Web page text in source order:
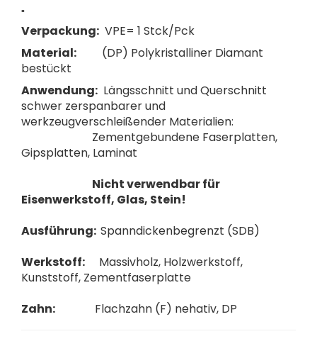
"
Verpackung: VPE= 1 Stck/Pck
Material: (DP) Polykristalliner Diamant
bestückt
Anwendung: Längsschnitt und Querschnitt
schwer zerspanbarer und
werkzeugverschleißender Materialien:
Zementgebundene Faserplatten,
Gipsplatten, Laminat
Nicht verwendbar für
Eisenwerkstoff, Glas, Stein!
Ausführung: Spanndickenbegrenzt (SDB)
Werkstoff: Massivholz, Holzwerkstoff,
Kunststoff, Zementfaserplatte
Zahn:
Flachzahn (F) nehativ, DP